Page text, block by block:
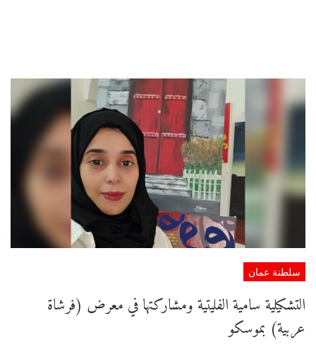
سلطنة عمان
التشكيلية سامية الفليتية ومشاركتها في معرض (فرشاة
عربية) بموسكو